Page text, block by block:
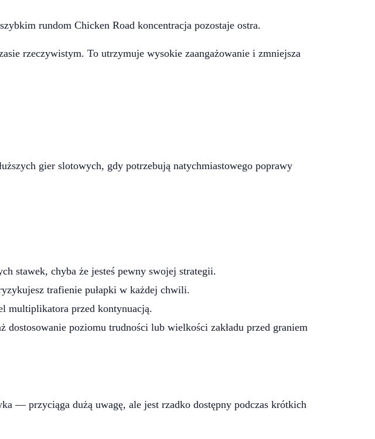
rundom Chicken Road koncentracja pozostaje ostra.
rzeczywistym. To utrzymuje wysokie zaangażowanie i zmniejsza
gier slotowych, gdy potrzebują natychmiastowego poprawy
stawek, chyba że jesteś pewny swojej strategii.
trafienie pułapki w każdej chwili.
multiplikatora przed kontynuacją.
poziomu trudności lub wielkości zakładu przed graniem
— przyciąga dużą uwagę, ale jest rzadko dostępny podczas krótkich